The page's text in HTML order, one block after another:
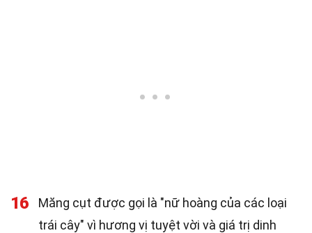
16
Măng cụt được gọi là "nữ hoàng của các loại
trái cây" vì hương vị tuyệt vời và giá trị dinh